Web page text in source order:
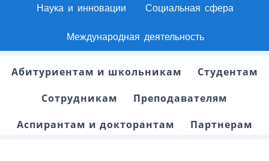
Наука и инновации Социальная сфера
Международная деятельность
Абитуриентам и школьникам
Студентам
Сотрудникам
Преподавателям
Аспирантам и докторантам
Партнерам